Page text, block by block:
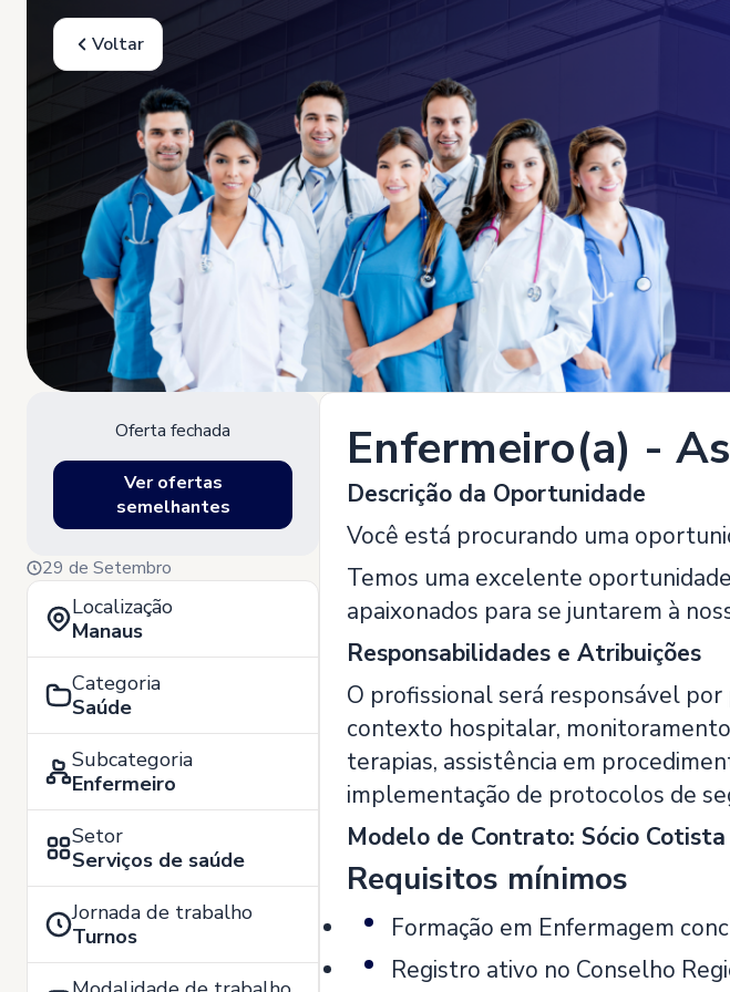
Voltar
Oferta fechada
Ver ofertas
semelhantes
29 de Setembro
Localização
Manaus
Categoria
Saúde
Subcategoria
Enfermeiro
Setor
Serviços de saúde
Jornada de trabalho
Turnos
Enfermeiro(a) -
Descrição da Oportunidade
Você está procurando uma
Temos uma excelente
apaixonados para se juntarem à
Responsabilidades e Atribuições
O profissional será responsável
contexto hospitalar,
terapias, assistência em
implementação de protocolos de
Modelo de Contrato: Sócio Cotista
Requisitos mínimos
Formação em Enfermagem
Registro ativo no Conselho